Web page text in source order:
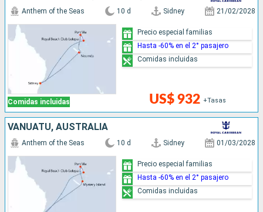
Comidas incluidas
Anthem of the Seas 10 d Sidney 21/02/2028
US$ 932 +Tasas
Precio especial familias
Hasta -60% en el 2° pasajero
Comidas incluidas
VANUATU, AUSTRALIA
Anthem of the Seas 10 d Sidney 01/03/2028
Precio especial familias
Hasta -60% en el 2° pasajero
Comidas incluidas